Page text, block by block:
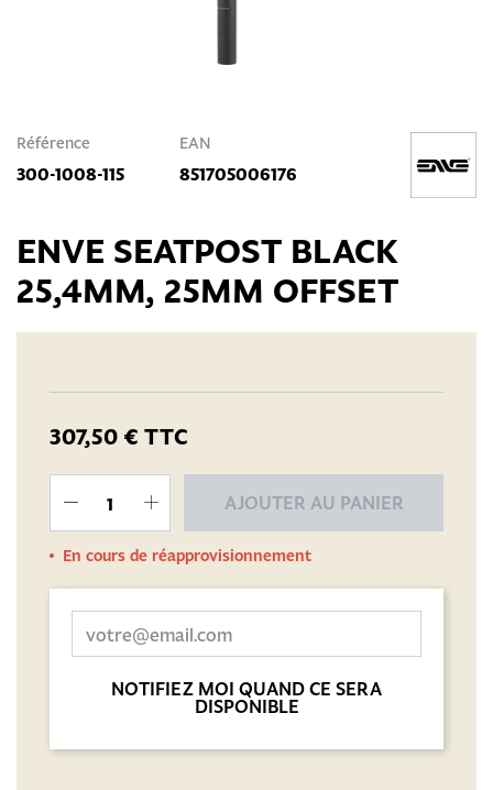
Référence
300-1008-115
EAN
851705006176
ENVE SEATPOST BLACK
25,4MM, 25MM OFFSET
307,50 € TTC
AJOUTER AU PANIER
En cours de réapprovisionnement
NOTIFIEZ MOI QUAND CE SERA
DISPONIBLE